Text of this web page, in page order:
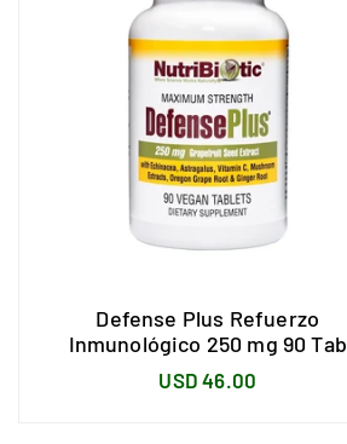
Defense Plus Refuerzo
Inmunológico 250 mg 90 Tab
Precio
USD 46.00